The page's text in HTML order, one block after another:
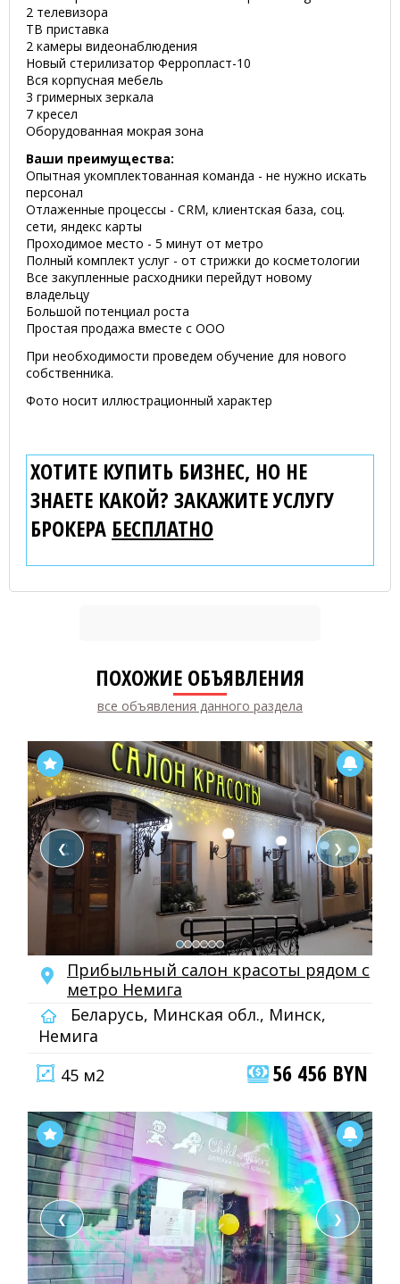
2 телевизора
ТВ приставка
2 камеры видеонаблюдения
Новый стерилизатор Ферропласт-10
Вся корпусная мебель
3 гримерных зеркала
7 кресел
Оборудованная мокрая зона
Ваши преимущества:
Опытная укомплектованная команда - не нужно искать
персонал
Отлаженные процессы - CRM, клиентская база, соц.
сети, яндекс карты
Проходимое место - 5 минут от метро
Полный комплект услуг - от стрижки до косметологии
Все закупленные расходники перейдут новому
владельцу
Большой потенциал роста
Простая продажа вместе с ООО
При необходимости проведем обучение для нового
собственника.
Фото носит иллюстрационный характер
ХОТИТЕ КУПИТЬ БИЗНЕС, НО НЕ
ЗНАЕТЕ КАКОЙ? ЗАКАЖИТЕ УСЛУГУ
БРОКЕРА БЕСПЛАТНО
ПОХОЖИЕ ОБЪЯВЛЕНИЯ
все объявления данного раздела
❮ ❯
Прибыльный салон красоты рядом с
метро Немига
Беларусь, Минская обл., Минск,
Немига
45 м2
56 456 BYN
❮ ❯